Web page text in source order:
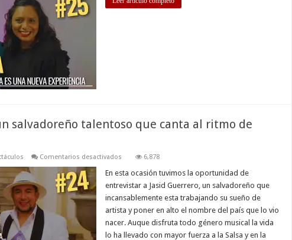
con
salvadoreño talentoso que canta al ritmo de
Comentarios desactivadosen
Guerrero
salvadoreño
talentoso
que
canta
ritmo
de
6,878
En esta ocasión tuvimos la oportunidad de
entrevistar a Jasid Guerrero, un salvadoreño que
incansablemente esta trabajando su sueño de
artista y poner en alto el nombre del país que lo vio
nacer. Auque disfruta todo género musical la vida
lo ha llevado con mayor fuerza a la Salsa y en la